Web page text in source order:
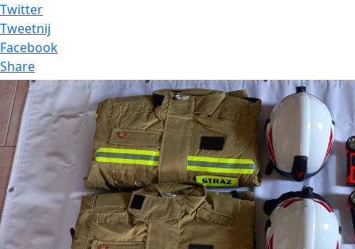
Twitter
Tweetnij
Facebook
Share